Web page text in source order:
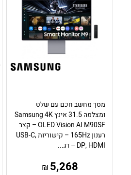
מסך מחשב חכם עם שלט
ומצלמה 31.5 אינץ Samsung 4K
OLED Vision AI M90SF – קצב
רענון 165Hz – קישוריות USB-C,
DP, HDMI – דג...
5,268
₪